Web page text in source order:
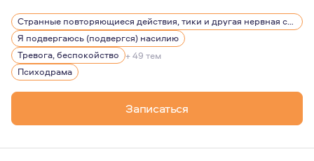
С детства я была окружена психологией — моя мама
Мой профессиональный путь начался с переезда в
Я ценю свою работу за возможность помогать людям
Странные повторяющиеся действия, тики и другая нервная симптоматика
Я подвергаюсь (подвергся) насилию
Тревога, беспокойство + 49 тем
Психодрама
Записаться